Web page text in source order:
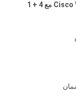
المشاريع الصناعية Cisco VPN Router Cisco2921 / K9 مع 4 + 1